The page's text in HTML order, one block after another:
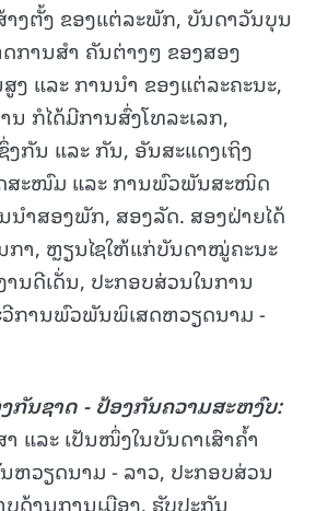
າງຕັ້ງ ຂອງແຕ່ລະພັກ, ບັນດາວັນບຸນ
ການສຳ ຄັນຕ່າງໆ ຂອງສອງ
ງ ແລະ ການນຳ ຂອງແຕ່ລະຄະນະ,
ກໍໄດ້ມີການສົ່ງໂທລະເລກ,
ນ ແລະ ກັນ, ອັນສະແດງເຖິງ
ະໜົມ ແລະ ການພົວພັນສະໜິດ
າສອງພັກ, ສອງລັດ. ສອງຝ່າຍໄດ້
າ, ຫຼຽນໄຊໃຫ້ແກ່ບັນດາໝູ່ຄະນະ
ນດີເດັ່ນ, ປະກອບສ່ວນໃນການ
ວີການພົວພັນພິເສດຫວຽດນາມ -
ກັນຊາດ - ປ້ອງກັນຄວາມສະຫງົບ:
ແລະ ເປັນໜຶ່ງໃນບັນດາເສົາຄ້ຳ
ຫວຽດນາມ - ລາວ, ປະກອບສ່ວນ
ດ້ານການເມືອງ, ຮັບປະກັນ